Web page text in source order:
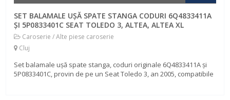
SET BALAMALE UȘĂ SPATE STANGA CODURI 6Q4833411A
ȘI 5P0833401C SEAT TOLEDO 3, ALTEA, ALTEA XL
Caroserie / Alte piese caroserie
Cluj
Set balamale ușă spate stanga, coduri originale 6Q4833411A și
5P0833401C, provin de pe un Seat Toledo 3, an 2005, compatibile